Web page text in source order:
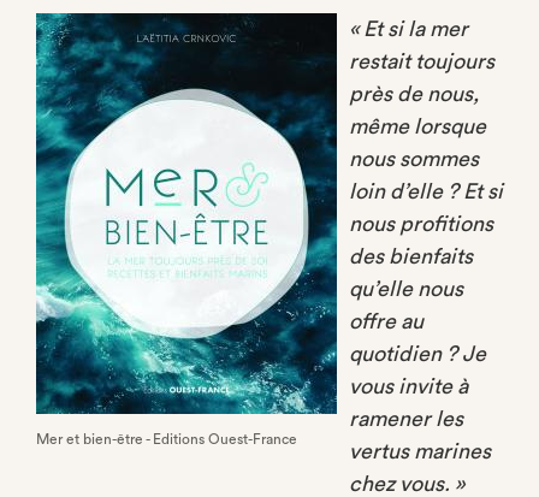
Mer et bien-être - Editions Ouest-France
« Et si la mer
restait toujours
près de nous,
même lorsque
nous sommes
loin d’elle ? Et si
nous profitions
des bienfaits
qu’elle nous
offre au
quotidien ? Je
vous invite à
ramener les
vertus marines
chez vous. »